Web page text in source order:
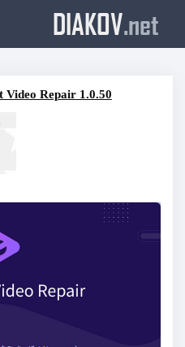
DIAKOV.net
Video Repair 1.0.50